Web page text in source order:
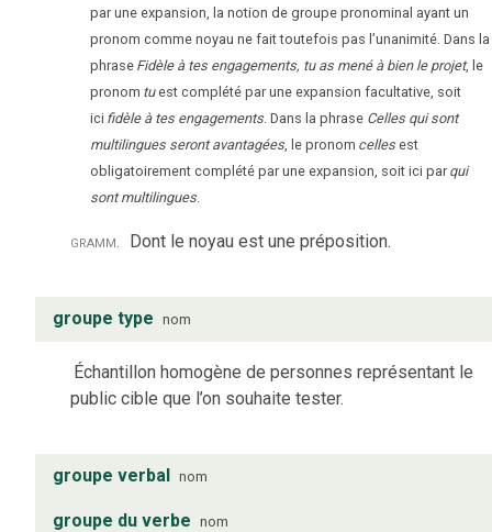
par une expansion, la notion de groupe pronominal ayant un
pronom comme noyau ne fait toutefois pas l’unanimité. Dans la
phrase Fidèle à tes engagements, tu as mené à bien le projet, le
pronom tuest complété par une expansion facultative, soit
ici fidèle à tes engagements . Dans la phrase Celles qui sont
multilingues seront avantagées, le pronom celles est
obligatoirement complété par une expansion, soit ici par qui
sont multilingues.
gramm. Dont le noyau est une préposition.
groupe type nom
Échantillon homogène de personnes représentant le
public cible que l’on souhaite tester.
groupe verbal nom
groupe du verbe nom